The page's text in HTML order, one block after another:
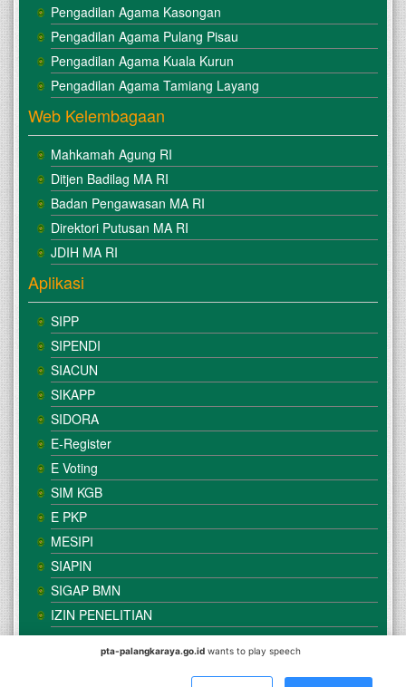
Pengadilan Agama Kasongan
Pengadilan Agama Pulang Pisau
Pengadilan Agama Kuala Kurun
Pengadilan Agama Tamiang Layang
Web Kelembagaan
Mahkamah Agung RI
Ditjen Badilag MA RI
Badan Pengawasan MA RI
Direktori Putusan MA RI
JDIH MA RI
Aplikasi
SIPP
SIPENDI
SIACUN
SIKAPP
SIDORA
E-Register
E Voting
SIM KGB
E PKP
MESIPI
SIAPIN
SIGAP BMN
IZIN PENELITIAN
Agama Palangka Raya
pta-palangkaraya.go.id wants to play speech